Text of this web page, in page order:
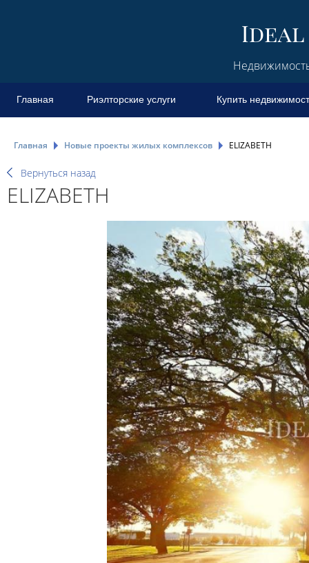
Главная Риэлторские услуги Купить
Главная Новые проекты жилых комплексов ELIZABETH
Вернуться назад
ELIZABETH